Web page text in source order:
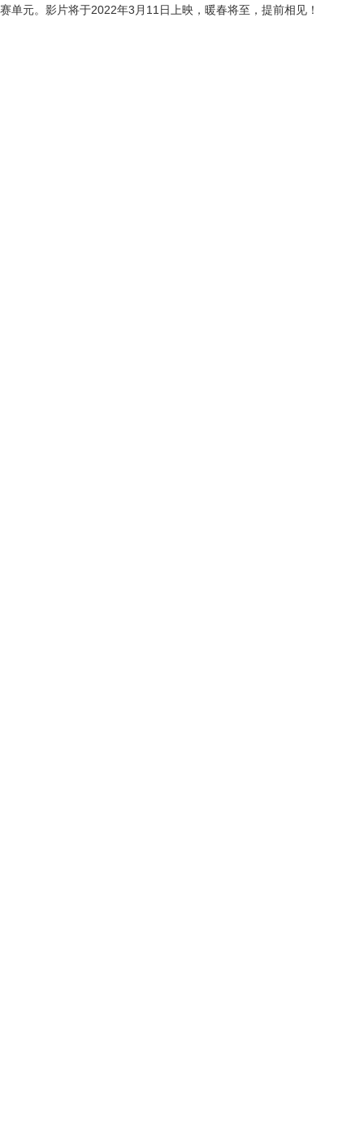
赛单元。影片将于2022年3月11日上映，暖春将至，提前相见！